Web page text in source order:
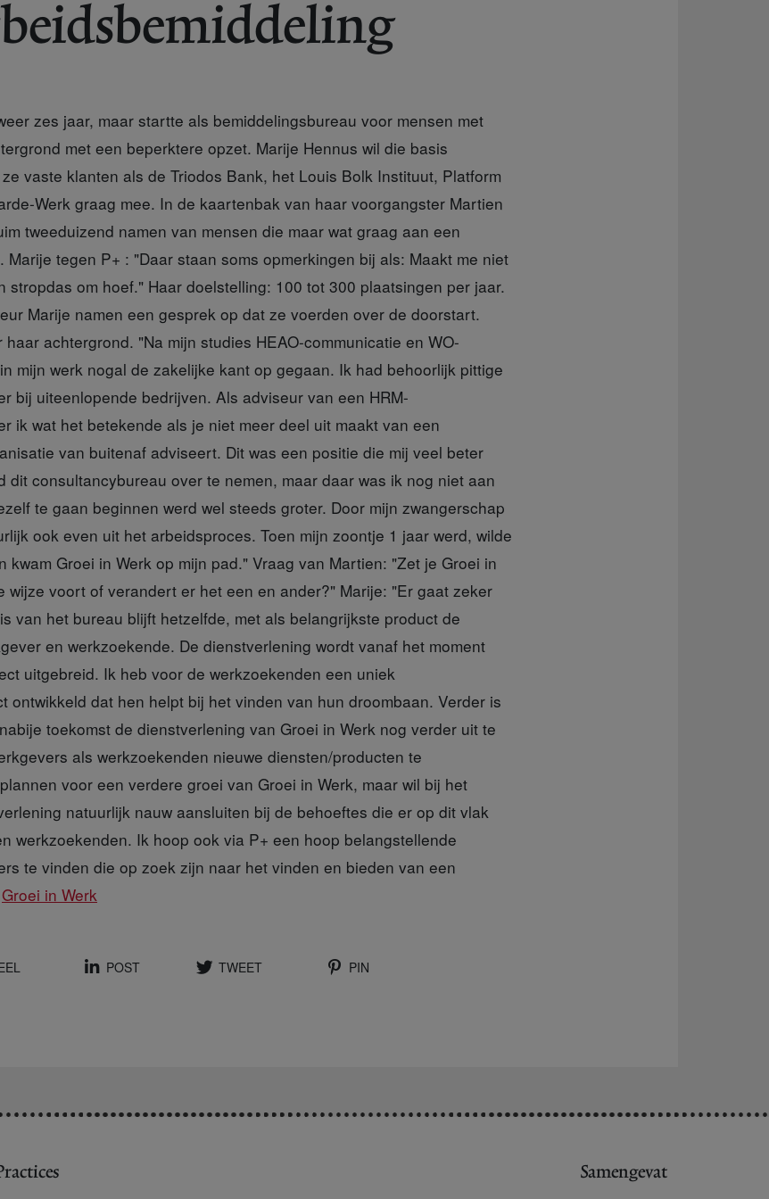
zes jaar, maar startte als bemiddelingsbureau voor mensen met
met een beperktere opzet. Marije Hennus wil die basis
vaste klanten als de Triodos Bank, het Louis Bolk Instituut, Platform
Werk graag mee. In de kaartenbak van haar voorgangster Martien
tweeduizend namen van mensen die maar wat graag aan een
tegen P+ : "Daar staan soms opmerkingen bij als: Maakt me niet
stropdas om hoef." Haar doelstelling: 100 tot 300 plaatsingen per jaar.
Marije namen een gesprek op dat ze voerden over de doorstart.
achtergrond. "Na mijn studies HEAO-communicatie en WO-
mijn werk nogal de zakelijke kant op gegaan. Ik had behoorlijk pittige
bij uiteenlopende bedrijven. Als adviseur van een HRM-
ik wat het betekende als je niet meer deel uit maakt van een
van buitenaf adviseert. Dit was een positie die mij veel beter
dit consultancybureau over te nemen, maar daar was ik nog niet aan
te gaan beginnen werd wel steeds groter. Door mijn zwangerschap
ook even uit het arbeidsproces. Toen mijn zoontje 1 jaar werd, wilde
kwam Groei in Werk op mijn pad." Vraag van Martien: "Zet je Groei in
wijze voort of verandert er het een en ander?" Marije: "Er gaat zeker
van het bureau blijft hetzelfde, met als belangrijkste product de
en werkzoekende. De dienstverlening wordt vanaf het moment
uitgebreid. Ik heb voor de werkzoekenden een uniek
ontwikkeld dat hen helpt bij het vinden van hun droombaan. Verder is
toekomst de dienstverlening van Groei in Werk nog verder uit te
als werkzoekenden nieuwe diensten/producten te
voor een verdere groei van Groei in Werk, maar wil bij het
natuurlijk nauw aansluiten bij de behoeftes die er op dit vlak
werkzoekenden. Ik hoop ook via P+ een hoop belangstellende
te vinden die op zoek zijn naar het vinden en bieden van een
Groei in Werk
POST TWEET PIN
Samengevat